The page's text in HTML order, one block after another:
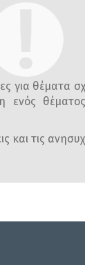
για θέματα
ενός
τις